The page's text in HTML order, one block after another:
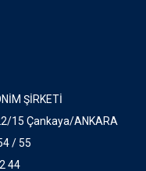
ŞİRKETİ
15 Çankaya/ANKARA
/ 55
44